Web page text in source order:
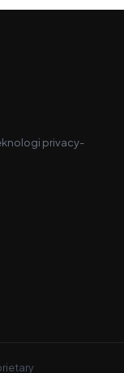
privacy-